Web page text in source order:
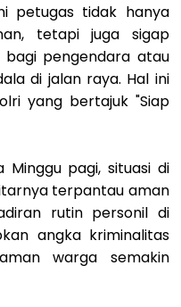
petugas tidak hanya
tetapi juga sigap
pengendara atau
di jalan raya. Hal ini
yang bertajuk "Siap
pagi, situasi di
terpantau aman
rutin personil di
angka kriminalitas
warga semakin